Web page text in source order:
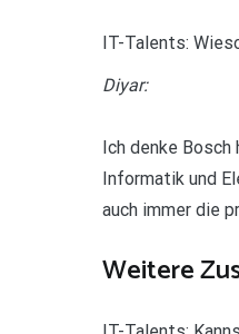
IT-Talents:
Diyar:
Ich denke
Informatik und
auch immer die
Weitere